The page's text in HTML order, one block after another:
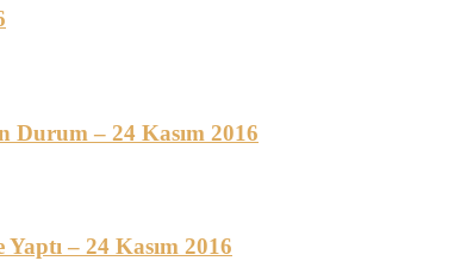
Durum – 24 Kasım 2016
– 24 Kasım 2016